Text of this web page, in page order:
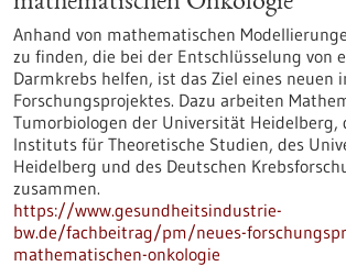
Anhand von mathematischen
zu finden, die bei der Entschlüsselung von
Darmkrebs helfen, ist das Ziel eines neuen
Forschungsprojektes. Dazu arbeiten
Tumorbiologen der Universität Heidelberg,
Instituts für Theoretische Studien, des
Heidelberg und des Deutschen
zusammen.
https://www.gesundheitsindustrie-
bw.de/fachbeitrag/pm/neues-
mathematischen-onkologie